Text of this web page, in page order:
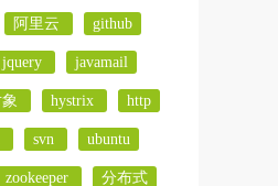
阿里云 github
jquery javamail
hystrix http
svn ubuntu
zookeeper 分布式